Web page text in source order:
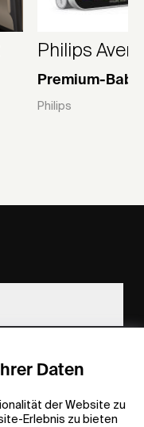
Daten
der Website zu
Erlebnis zu bieten
Philips
Premium-
Philips